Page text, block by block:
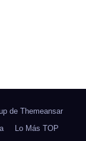
de Themeansar
Lo Más TOP